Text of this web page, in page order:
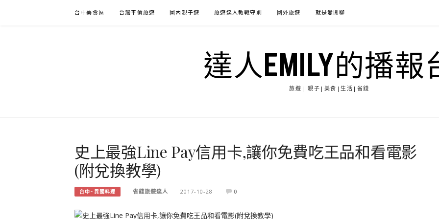
台中美食區 台灣平價旅遊 國內親子遊 旅遊達人教戰守則 國外旅遊 就是愛閒聊
達人EMILY的播報
旅遊| 親子|美食|生活|省錢
史上最強Line Pay信用卡,讓你免費吃王品和看電影
(附兌換教學)
台中~異國料理 省錢旅遊達人 2017-10-28 0